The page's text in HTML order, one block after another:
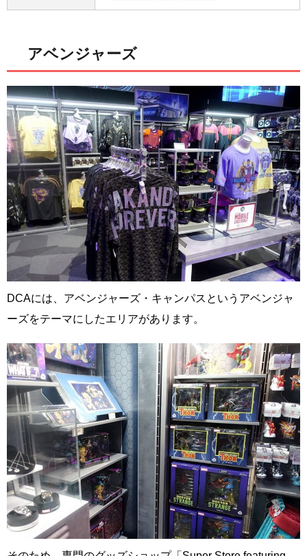
アベンジャーズ
DCAには、アベンジャーズ・キャンパスというアベンジャ
ーズをテーマにしたエリアがあります。